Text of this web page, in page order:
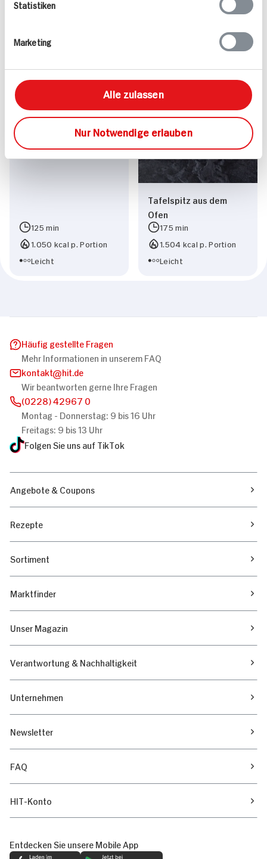
Statistiken
Marketing
Alle zulassen
Nur Notwendige erlauben
Tafelspitz mit Bacon-
Gorgonzola-
Kartoffelpüree dazu
pikante Zuckerschoten
und Meerrettichsauce
125 min
1.050 kcal p. Portion
Leicht
Tafelspitz aus dem
Ofen
175 min
1.504 kcal p. Portion
Leicht
Häufig gestellte Fragen
Mehr Informationen in unserem FAQ
kontakt
hit.de
Wir beantworten gerne Ihre Fragen
(0228) 42967 0
Montag - Donnerstag: 9 bis 16 Uhr
Freitags: 9 bis 13 Uhr
Folgen Sie uns auf TikTok
Angebote & Coupons
Rezepte
Sortiment
Marktfinder
Unser Magazin
Verantwortung & Nachhaltigkeit
Unternehmen
Newsletter
FAQ
HIT-Konto
Entdecken Sie unsere Mobile App